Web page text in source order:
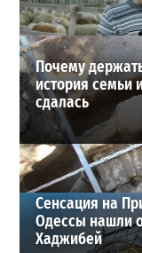
ВИБОР РЕДАКЦИИ
Почему
история семьи
сдалась
Сенсация на
Одессы нашли
Хаджибей